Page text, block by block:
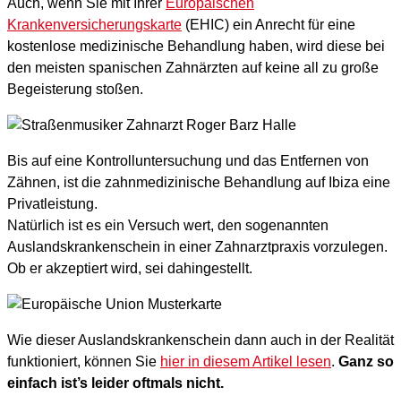
Auch, wenn Sie mit Ihrer Europäischen
Krankenversicherungskarte (EHIC) ein Anrecht für eine
kostenlose medizinische Behandlung haben, wird diese bei
den meisten spanischen Zahnärzten auf keine all zu große
Begeisterung stoßen.
Bis auf eine Kontrolluntersuchung und das Entfernen von
Zähnen, ist die zahnmedizinische Behandlung auf Ibiza eine
Privatleistung.
Natürlich ist es ein Versuch wert, den sogenannten
Auslandskrankenschein in einer Zahnarztpraxis vorzulegen.
Ob er akzeptiert wird, sei dahingestellt.
Wie dieser Auslandskrankenschein dann auch in der Realität
funktioniert, können Sie hier in diesem Artikel lesen. Ganz so
einfach ist’s leider oftmals nicht.